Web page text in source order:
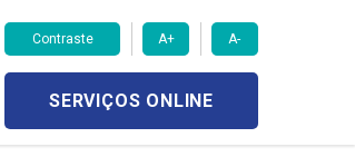
Contraste A+ A-
SERVIÇOS ONLINE